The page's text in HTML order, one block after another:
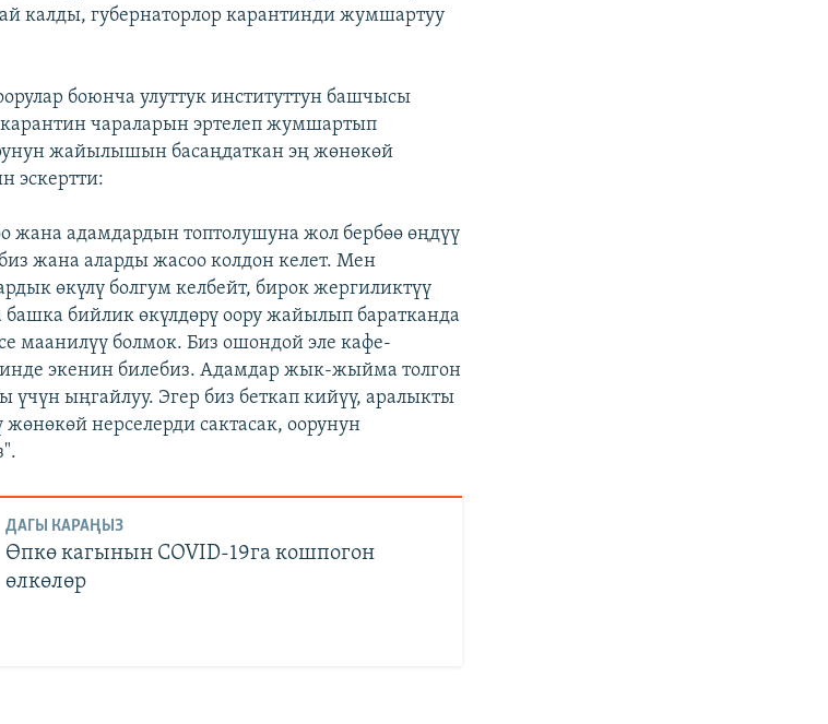
калды, губернаторлор карантинди жумшартуу
боюнча улуттук институттун башчысы
чараларын эртелеп жумшартып
жайылышын басаңдаткан эң жөнөкөй
эскертти:
жана адамдардын топтолушуна жол бербөө өңдүү
жана аларды жасоо колдон келет. Мен
өкүлү болгум келбейт, бирок жергиликтүү
башка бийлик өкүлдөрү оору жайылып баратканда
маанилүү болмок. Биз ошондой эле кафе-
экенин билебиз. Адамдар жык-жыйма толгон
ыңгайлуу. Эгер биз беткап кийүү, аралыкты
жөнөкөй нерселерди сактасак, оорунун
ДАГЫ КАРАҢЫЗ
Өпкө кагынын COVID-19га кошпогон
өлкөлөр